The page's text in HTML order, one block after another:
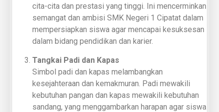
cita-cita dan prestasi yang tinggi. Ini mencerminkan
semangat dan ambisi SMK Negeri 1 Cipatat dalam
mempersiapkan siswa agar mencapai kesuksesan
dalam bidang pendidikan dan karier.
Tangkai Padi dan Kapas
Simbol padi dan kapas melambangkan
kesejahteraan dan kemakmuran. Padi mewakili
kebutuhan pangan dan kapas mewakili kebutuhan
sandang, yang menggambarkan harapan agar siswa